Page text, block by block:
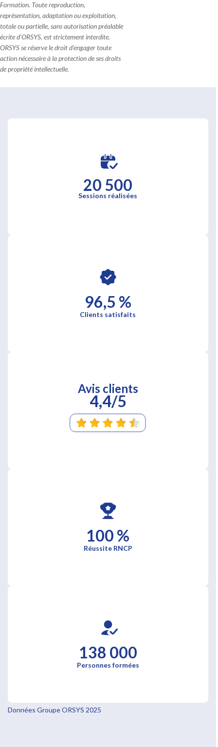
Formation. Toute reproduction,
représentation, adaptation ou exploitation,
totale ou partielle, sans autorisation préalable
écrite d'ORSYS, est strictement interdite.
ORSYS se réserve le droit d'engager toute
action nécessaire à la protection de ses droits
de propriété intellectuelle.
20 500
Sessions réalisées
96,5 %
Clients satisfaits
Avis clients
4,4/5
100 %
Réussite RNCP
138 000
Personnes formées
Données Groupe ORSYS 2025